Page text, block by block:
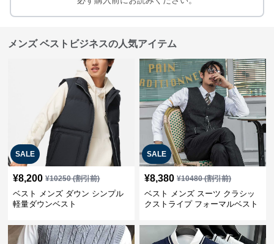
メンズ ベストビジネスの人気アイテム
SALE
¥8,200 ¥10250(割引前)
ベスト メンズ ダウン シンプル
軽量ダウンベスト
SALE
¥8,380 ¥10480(割引前)
ベスト メンズ スーツ クラシッ
クストライプ フォーマルベスト